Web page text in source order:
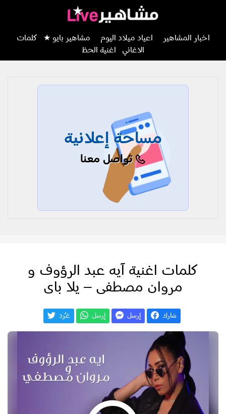
اخبار المشاهير اعياد ميلاد اليوم مشاهير بايو ★
كلمات
الاغاني
اغنية الحظ
مساحة إعلانية
تواصل معنا
كلمات اغنية آيه عبد الرؤوف و
مروان مصطفى – يلا باى
شارك إرسل إرسل غـّرد